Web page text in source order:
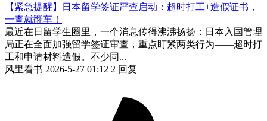
【紧急提醒】日本留学签证严查启动：超时打工+造假证书，
一查就翻车！
最近在日留学生圈里，一个消息传得沸沸扬扬：日本入国管理
局正在全面加强留学签证审查，重点盯紧两类行为——超时打
工和申请材料造假。不少同...
风里看书 2026-5-27 01:12 2 回复